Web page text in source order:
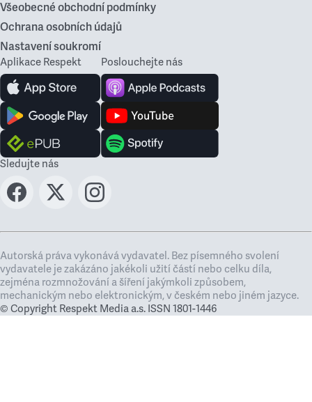
Všeobecné obchodní podmínky
Ochrana osobních údajů
Nastavení soukromí
Aplikace Respekt Poslouchejte nás
Sledujte nás
Autorská práva vykonává vydavatel. Bez písemného svolení
vydavatele je zakázáno jakékoli užití částí nebo celku díla,
zejména rozmnožování a šíření jakýmkoli způsobem,
mechanickým nebo elektronickým, v českém nebo jiném jazyce.
© Copyright Respekt Media a.s. ISSN 1801-1446